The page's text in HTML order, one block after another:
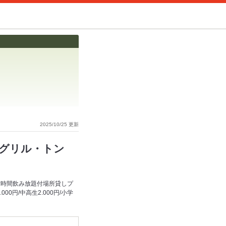
2025/10/25 更新
リル・トン
間飲み放題付場所貸しプ
円/中高生2.000円/小学